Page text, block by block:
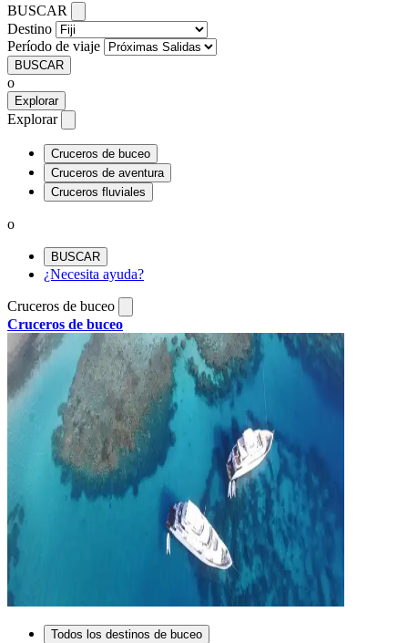
BUSCAR
Destino
Período de viaje
BUSCAR
o
Explorar
Explorar
Cruceros de buceo
Cruceros de aventura
Cruceros fluviales
o
BUSCAR
¿Necesita ayuda?
Cruceros de buceo
Cruceros de buceo
Todos los destinos de buceo